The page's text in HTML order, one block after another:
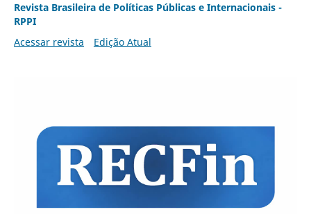
Revista Brasileira de Políticas Públicas e Internacionais -
RPPI
Acessar revista
Edição Atual